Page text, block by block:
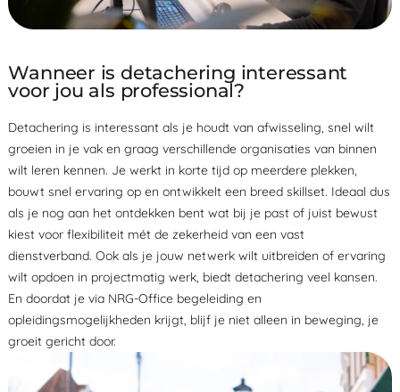
Wanneer is detachering interessant
voor jou als professional?
Detachering is interessant als je houdt van afwisseling, snel wilt
groeien in je vak en graag verschillende organisaties van binnen
wilt leren kennen. Je werkt in korte tijd op meerdere plekken,
bouwt snel ervaring op en ontwikkelt een breed skillset. Ideaal dus
als je nog aan het ontdekken bent wat bij je past of juist bewust
kiest voor flexibiliteit mét de zekerheid van een vast
dienstverband. Ook als je jouw netwerk wilt uitbreiden of ervaring
wilt opdoen in projectmatig werk, biedt detachering veel kansen.
En doordat je via NRG-Office begeleiding en
opleidingsmogelijkheden krijgt, blijf je niet alleen in beweging, je
groeit gericht door.